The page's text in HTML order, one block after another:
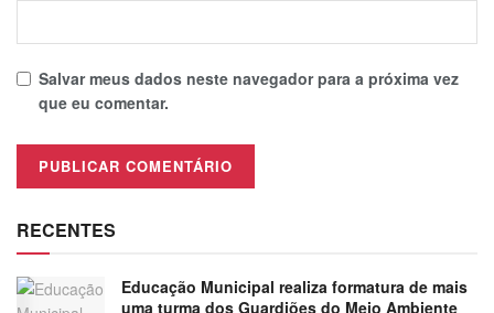
Salvar meus dados neste navegador para a próxima vez
que eu comentar.
RECENTES
Educação Municipal realiza formatura de mais
uma turma dos Guardiões do Meio Ambiente